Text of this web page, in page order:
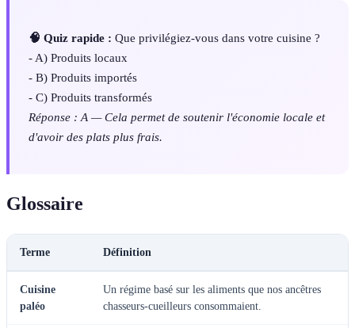
🧠 Quiz rapide : Que privilégiez-vous dans votre cuisine ?
- A) Produits locaux
- B) Produits importés
- C) Produits transformés
Réponse : A — Cela permet de soutenir l'économie locale et
d'avoir des plats plus frais.
Glossaire
Terme Définition
Cuisine
paléo
Un régime basé sur les aliments que nos ancêtres
chasseurs-cueilleurs consommaient.